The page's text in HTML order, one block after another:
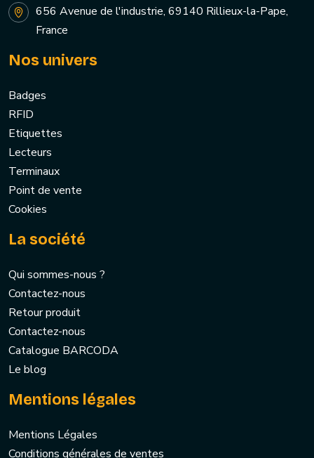
656 Avenue de l'industrie, 69140 Rillieux-la-Pape,
France
Nos univers
Badges
RFID
Etiquettes
Lecteurs
Terminaux
Point de vente
Cookies
La société
Qui sommes-nous ?
Contactez-nous
Retour produit
Contactez-nous
Catalogue BARCODA
Le blog
Mentions légales
Mentions Légales
Conditions générales de ventes